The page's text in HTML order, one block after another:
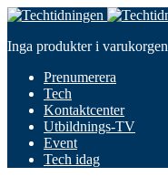
Inga produkter i
Prenumerera
Tech
Kontaktcenter
Utbildnings-TV
Event
Tech idag